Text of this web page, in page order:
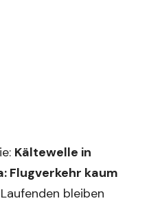
Kältewelle in
Flugverkehr kaum
bleiben